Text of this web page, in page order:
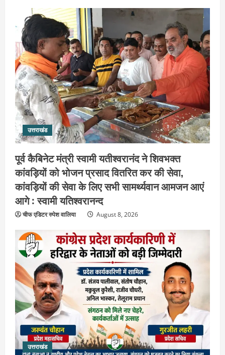
उत्तराखंड
पूर्व कैबिनेट मंत्री स्वामी यतीश्वरानंद ने शिवभक्त
कांवड़ियों को भोजन प्रसाद वितरित कर की सेवा,
कांवड़ियों की सेवा के लिए सभी सामर्थ्यवान आमजन आएं
आगे : स्वामी यतिश्वरानन्द
चीफ एडिटर रुपेश वालिया August 8, 2026
उत्तराखंड
2
उत्तराखंड
हरिद्वार के नेताओं को कांग्रेस प्रदेश
कार्यकारिणी में बड़ी जिम्मेदारी, संगठन को मिले
नए चेहरे
August 7, 2026
उत्तराखंड
2036 ओलंपिक का सपना लेकर निकलेगी
कांवड़ यात्रा, संतों ने दिया विजयी भव का